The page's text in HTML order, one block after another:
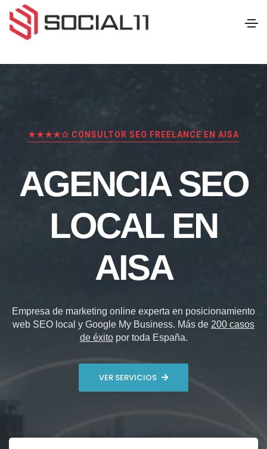
★★★★✩ CONSULTOR SEO FREELANCE EN AISA
AGENCIA SEO
LOCAL EN
AISA
Empresa de marketing online experta en posicionamiento
web SEO local y Google My Business. Más de 200 casos
de éxitopor toda España.
VER SERVICIOS